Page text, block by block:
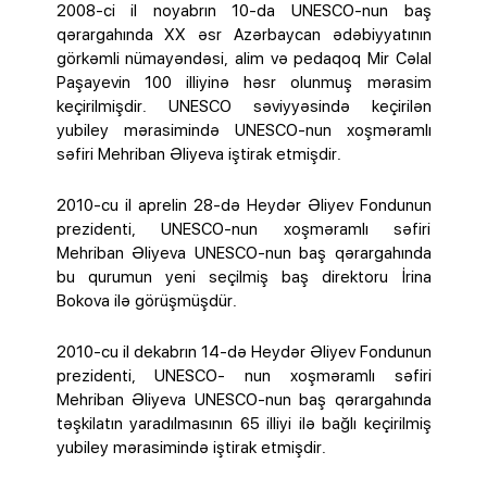
2008-ci il noyabrın 10-da UNESCO-nun baş
qərargahında XX əsr Azərbaycan ədəbiyyatının
görkəmli nümayəndəsi, alim və pedaqoq Mir Cəlal
Paşayevin 100 illiyinə həsr olunmuş mərasim
keçirilmişdir. UNESCO səviyyəsində keçirilən
yubiley mərasimində UNESCO-nun xoşməramlı
səfiri Mehriban Əliyeva iştirak etmişdir.
2010-cu il aprelin 28-də Heydər Əliyev Fondunun
prezidenti, UNESCO-nun xoşməramlı səfiri
Mehriban Əliyeva UNESCO-nun baş qərargahında
bu qurumun yeni seçilmiş baş direktoru İrina
Bokova ilə görüşmüşdür.
2010-cu il dekabrın 14-də Heydər Əliyev Fondunun
prezidenti, UNESCO- nun xoşməramlı səfiri
Mehriban Əliyeva UNESCO-nun baş qərargahında
təşkilatın yaradılmasının 65 illiyi ilə bağlı keçirilmiş
yubiley mərasimində iştirak etmişdir.